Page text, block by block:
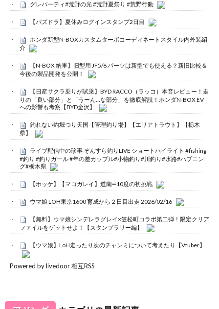
グレパーティ#荒野の光 #荒野夏祭り #荒野行動
【パズドラ】夏休みログインスタンプ2日目
ホンダ新型N-BOXカスタムターボコーディネートスタイル内外装紹
介
【N-BOX 納車】旧型用 JF5/6 パーツは新型でも使える？新旧比較＆
今後の製品開発を公開！
【日産サクラ乗りが試乗】BYD RACCO（ラッコ）本音レビュー！走
りの「良い部分」と「うーん…な部分」を徹底解説！ホンダN-BOX EV
への影響も考察【BYD金沢】
釣れない釣堀つり天国【管理釣り場】【エリアトラウト】【栃木
県】
ライブ配信中の珍事 ぞんすら釣りLIVE ショートハイライト #fishing
#釣り #釣りガール #年の差カップル#小物釣り#川釣り#水路#ハプニン
グ#栃木県
【ホッケ】【マコガレイ】道南➖10度の初挑戦
ウマ娘 LOH東京1600 育成から２日目出走 2026/02/16
【無料】ウマ娘シンデレラグレイ×笠松町コラボ第二弾！限定クリア
ファイルをゲットせよ！【スタンプラリー編】
【ウマ娘】LoH走ったり次のチャンミについて考えたり【Vtuber】
Powered by livedoor 相互RSS